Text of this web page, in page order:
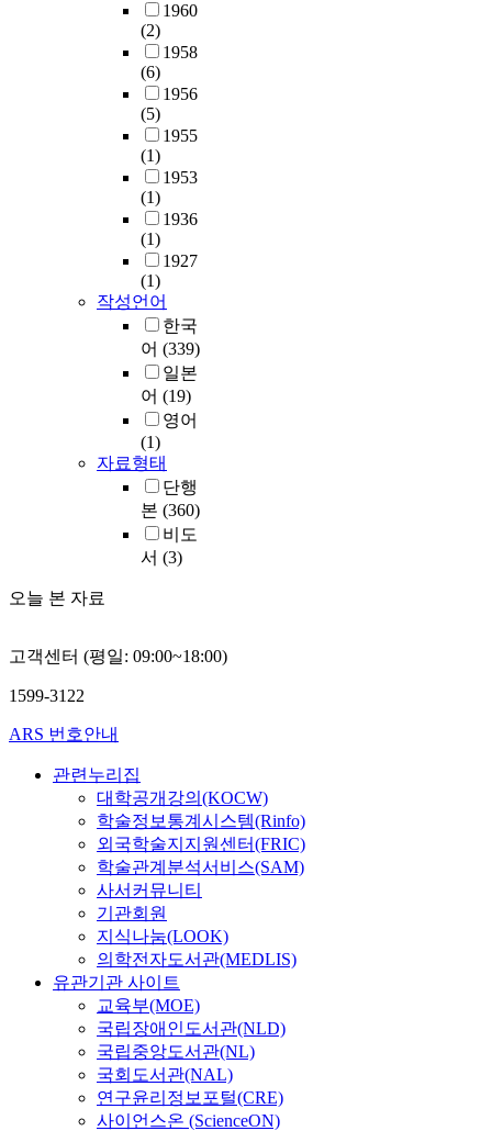
1960
(2)
1958
(6)
1956
(5)
1955
(1)
1953
(1)
1936
(1)
1927
(1)
작성언어
한국
어 (339)
일본
어 (19)
영어
(1)
자료형태
단행
본 (360)
비도
서 (3)
오늘 본 자료
고객센터 (평일: 09:00~18:00)
1599-3122
ARS 번호안내
관련누리집
대학공개강의(KOCW)
학술정보통계시스템(Rinfo)
외국학술지지원센터(FRIC)
학술관계분석서비스(SAM)
사서커뮤니티
기관회원
지식나눔(LOOK)
의학전자도서관(MEDLIS)
유관기관 사이트
교육부(MOE)
국립장애인도서관(NLD)
국립중앙도서관(NL)
국회도서관(NAL)
연구윤리정보포털(CRE)
사이언스온 (ScienceON)